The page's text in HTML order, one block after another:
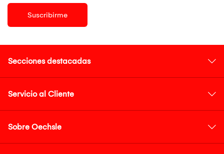
Suscribirme
Secciones destacadas
Servicio al Cliente
Sobre Oechsle